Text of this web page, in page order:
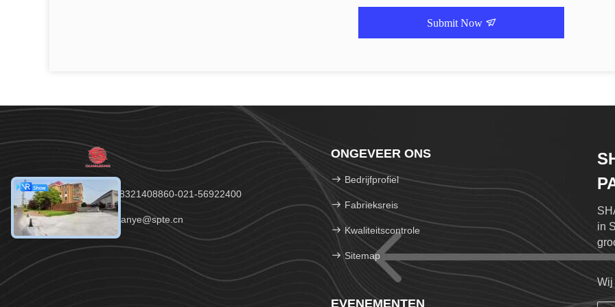
Submit Now
Tel.：+8618321408860-021-56922400
E-mail：quanye@spte.cn
ONGEVEER ONS
Bedrijfprofiel
Fabrieksreis
Kwaliteitscontrole
Sitemap
EVENEMENTEN
in
Wij